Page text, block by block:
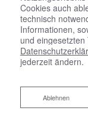
Cookies auch
technisch
Informationen,
und
jederzeit ändern.
Ablehnen
Ablehnen